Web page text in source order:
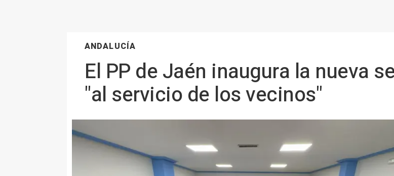
ANDALUCÍA
El PP de Jaén inaugura la nueva
"al servicio de los vecinos"